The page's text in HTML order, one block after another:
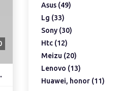
Asus (49)
Lg (33)
Sony (30)
Htc (12)
Meizu (20)
Lenovo (13)
Huawei, honor (11)